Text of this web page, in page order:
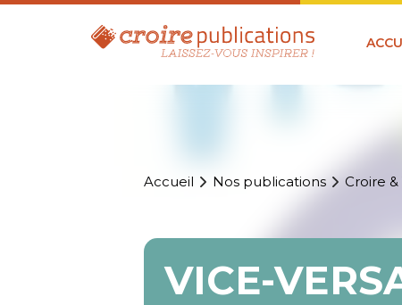
Accueil Nos publications Croire &
VICE-